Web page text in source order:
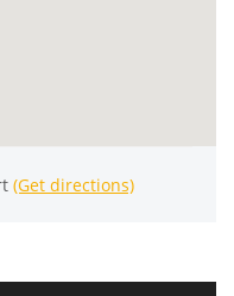
(Get directions)